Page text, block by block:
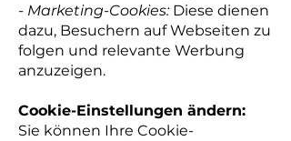
- Marketing-Cookies:Diese dienen
dazu, Besuchern auf Webseiten zu
folgen und relevante Werbung
anzuzeigen.
Cookie-Einstellungen ändern:
Sie können Ihre Cookie-